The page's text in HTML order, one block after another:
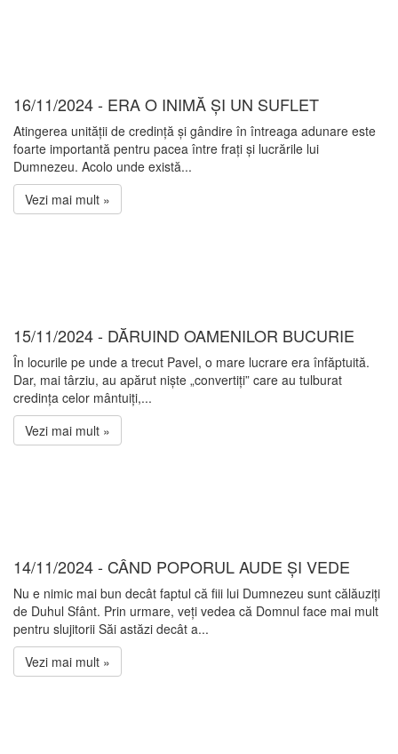
16/11/2024 - ERA O INIMĂ ȘI UN SUFLET
Atingerea unității de credință și gândire în întreaga adunare este
foarte importantă pentru pacea între frați și lucrările lui
Dumnezeu. Acolo unde există...
Vezi mai mult »
15/11/2024 - DĂRUIND OAMENILOR BUCURIE
În locurile pe unde a trecut Pavel, o mare lucrare era înfăptuită.
Dar, mai târziu, au apărut niște „convertiți” care au tulburat
credința celor mântuiți,...
Vezi mai mult »
14/11/2024 - CÂND POPORUL AUDE ȘI VEDE
Nu e nimic mai bun decât faptul că fiii lui Dumnezeu sunt călăuziți
de Duhul Sfânt. Prin urmare, veți vedea că Domnul face mai mult
pentru slujitorii Săi astăzi decât a...
Vezi mai mult »